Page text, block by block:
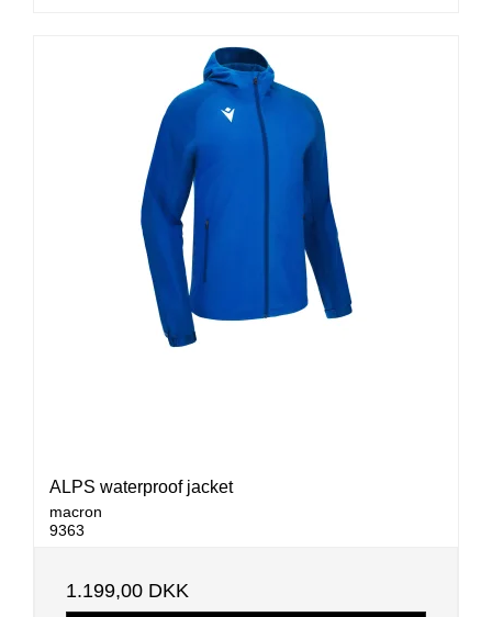
ALPS waterproof jacket
macron
9363
1.199,00 DKK